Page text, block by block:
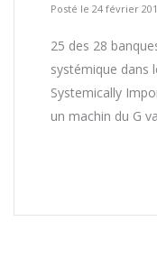
Posté le 24 février
25 des 28
systémique dans
Systemically
un machin du G